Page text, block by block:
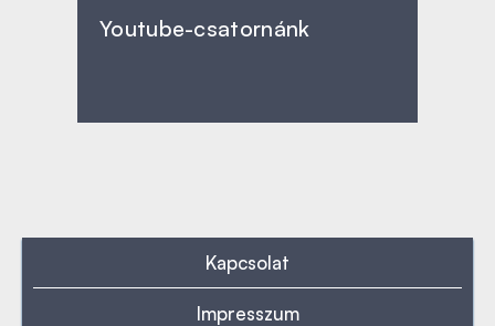
Youtube-csatornánk
Kapcsolat
Impresszum